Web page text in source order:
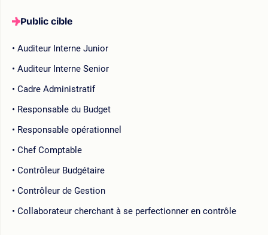
Public cible
Auditeur Interne Junior
Auditeur Interne Senior
Cadre Administratif
Responsable du Budget
Responsable opérationnel
Chef Comptable
Contrôleur Budgétaire
Contrôleur de Gestion
Collaborateur cherchant à se perfectionner en contrôle